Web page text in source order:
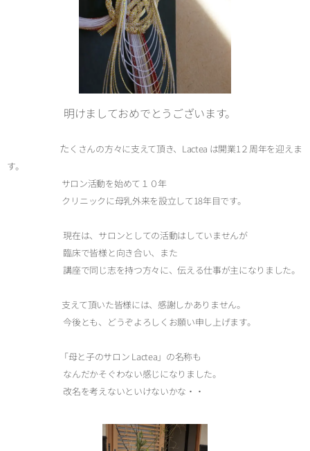
明けましておめでとうございます。
た くさんの方々に支えて頂き、Lactea は開業1２周年を迎えま
す。
サロン活動を始めて１０年
クリニックに母乳外来を設立して18年目です。
現在は、サロンとしての活動はしていませんが
臨床で皆様と向き合い、また
講座で同じ志を持つ方々に、伝える仕事が主になりました。
支えて頂いた皆様には、感謝しかありません。
今後とも、どうぞよろしくお願い申し上げます。
「母と子のサロン Lactea」の名称も
なんだかそぐわない感じになりました。
改名を考えないといけないかな・・